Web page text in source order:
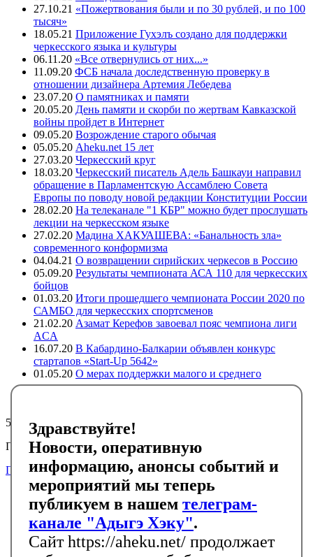
27.10.21 «Пожертвования были и по 30 рублей, и по 100
тысяч»
18.05.21 Приложение Гухэлъ создано для поддержки
черкесского языка и культуры
06.11.20 «Все отвернулись от них...»
11.09.20 ФСБ начала доследственную проверку в
отношении дизайнера Артемия Лебедева
23.07.20 О памятниках и памяти
20.05.20 День памяти и скорби по жертвам Кавказской
войны пройдет в Интернет
09.05.20 Возрождение старого обычая
05.05.20 Aheku.net 15 лет
27.03.20 Черкесский круг
18.03.20 Черкесский писатель Адель Башкауи направил
обращение в Парламентскую Ассамблею Совета
Европы по поводу новой редакции Конституции России
28.02.20 На телеканале "1 КБР" можно будет прослушать
лекции на черкесском языке
27.02.20 Мадина ХАКУАШЕВА: «Банальность зла»
современного конформизма
04.04.21 О возвращении сирийских черкесов в Россию
05.09.20 Результаты чемпионата АСА 110 для черкесских
бойцов
01.03.20 Итоги прошедшего чемпионата России 2020 по
САМБО для черкесских спортсменов
21.02.20 Азамат Керефов завоевал пояс чемпиона лиги
ACA
16.07.20 В Кабардино-Балкарии объявлен конкурс
стартапов «Start-Up 5642»
01.05.20 О мерах поддержки малого и среднего
предпринимательства в регионах компактного
5866
Подписывайтесь на черкесский инфоканал в Telegram
Подписаться
Главная
Новости
События
Библиотека
Галерея
Здравствуйте!
Новости, оперативную
информацию, анонсы событий и
мероприятий мы теперь
публикуем в нашем телеграм-
канале "Адыгэ Хэку".
Сайт https://aheku.net/ продолжает